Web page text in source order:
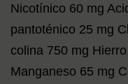
Nicotínico 60 mg
pantoténico 25 mg
colina 750 mg
Manganeso 65 mg